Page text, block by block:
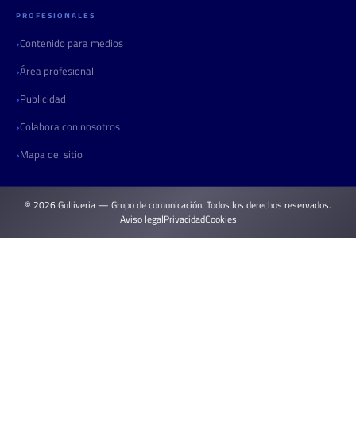
PROFESIONALES
Contenido para medios
Área profesional
Publicidad
Colabora con nosotros
Mapa del sitio
© 2026 Gulliveria — Grupo de comunicación. Todos los derechos reservados.
Aviso legalPrivacidadCookies